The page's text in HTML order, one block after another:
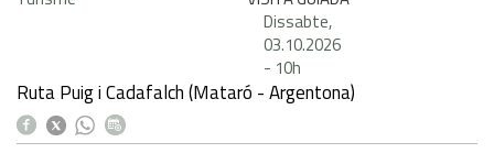
Dissabte,
03.10.2026
- 10h
Ruta Puig i Cadafalch (Mataró - Argentona)